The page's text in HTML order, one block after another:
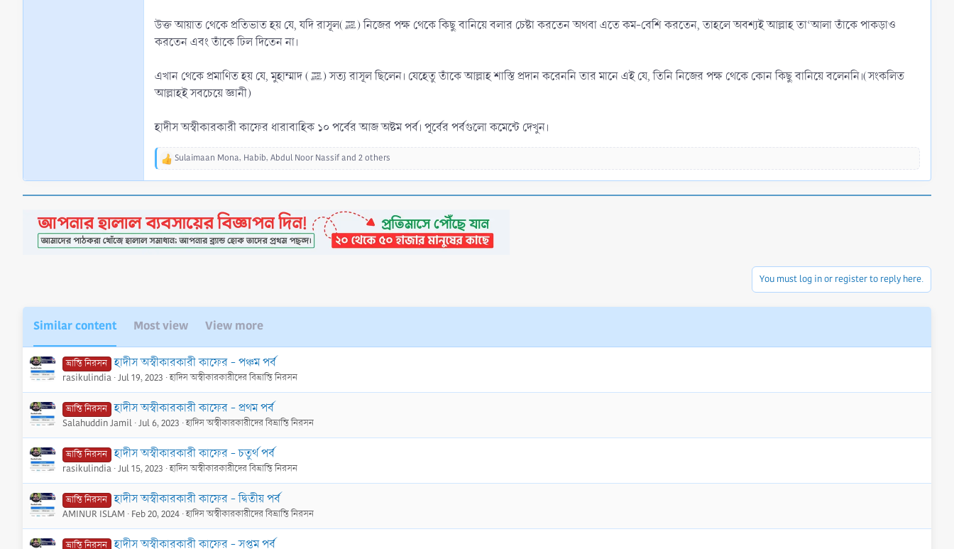
উক্ত আয়াত থেকে প্রতিভাত হয় যে, যদি রাসূল(ﷺ) নিজের পক্ষ থেকে কিছু বানিয়ে বলার চেষ্টা করতেন অথবা এতে কম-বেশি করতেন, তাহলে অবশ্যই আল্লাহ তা‘আলা তাঁকে পাকড়াও
করতেন এবং তাঁকে ঢিল দিতেন না।
এখান থেকে প্রমাণিত হয় যে, মুহাম্মাদ (ﷺ) সত্য রাসূল ছিলেন। যেহেতু তাঁকে আল্লাহ শাস্তি প্রদান করেননি তার মানে এই যে, তিনি নিজের পক্ষ থেকে কোন কিছু বানিয়ে বলেননি।(সংকলিত
আল্লাহই সবচেয়ে জ্ঞানী)
হাদীস অস্বীকারকারী কাফের ধারাবাহিক ১০ পর্বের আজ অষ্টম পর্ব। পূর্বের পর্বগুলো কমেন্টে দেখুন।
R
i
o
n
Sulaimaan Mona, Habib, Abdul Noor Nassifand 2 others
You must log in or register to reply here.
Similar content Most view View more
ভ্রান্তি নিরসন হাদীস অস্বীকারকারী কাফের - পঞ্চম পর্ব
rasikulindia Jul 19, 2023 হাদিস অস্বীকারকারীদের বিভ্রান্তি নিরসন
ভ্রান্তি নিরসন হাদীস অস্বীকারকারী কাফের - প্রথম পর্ব
Salahuddin Jamil Jul 6, 2023 হাদিস অস্বীকারকারীদের বিভ্রান্তি নিরসন
ভ্রান্তি নিরসন হাদীস অস্বীকারকারী কাফের - চতুর্থ পর্ব
rasikulindia Jul 15, 2023 হাদিস অস্বীকারকারীদের বিভ্রান্তি নিরসন
ভ্রান্তি নিরসন হাদীস অস্বীকারকারী কাফের - দ্বিতীয় পর্ব
AMINUR ISLAM Feb 20, 2024 হাদিস অস্বীকারকারীদের বিভ্রান্তি নিরসন
ভ্রান্তি নিরসন হাদীস অস্বীকারকারী কাফের - সপ্তম পর্ব